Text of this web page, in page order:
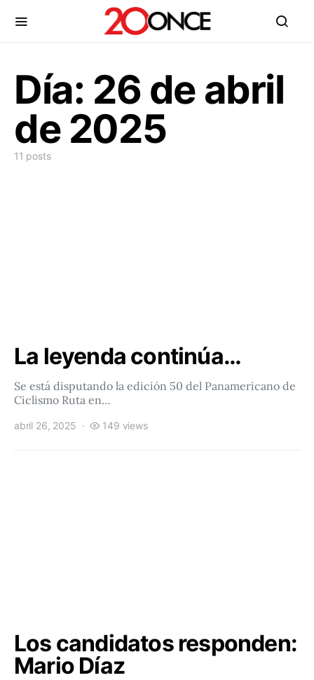
Día: 26 de abril
de 2025
11 posts
La leyenda continúa…
Se está disputando la edición 50 del Panamericano de
Ciclismo Ruta en…
abril 26, 2025 149 views
Los candidatos responden:
Mario Díaz